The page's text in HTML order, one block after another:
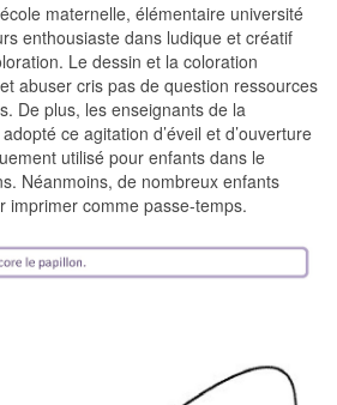
maternelle, élémentaire université
enthousiaste dans ludique et créatif
Le dessin et la coloration
abuser cris pas de question ressources
De plus, les enseignants de la
ce agitation d’éveil et d’ouverture
utilisé pour enfants dans le
Néanmoins, de nombreux enfants
imprimer comme passe-temps.